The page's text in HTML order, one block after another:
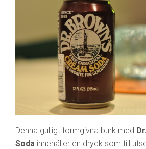
Denna gulligt formgivna burk med
Soda innehåller en dryck som till